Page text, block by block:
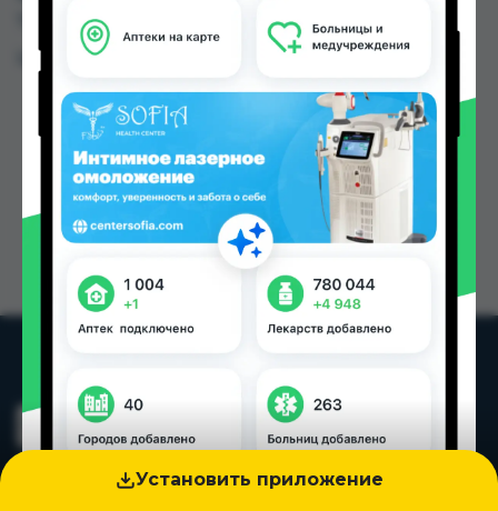
Установить приложение
Таджикистана
Цена: от36.00 TJS